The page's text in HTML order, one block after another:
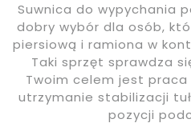
Suwnica do wypychania
dobry wybór dla osób,
piersiową i ramiona w
Taki sprzęt sprawdza
Twoim celem jest
utrzymanie stabilizacji
pozycji